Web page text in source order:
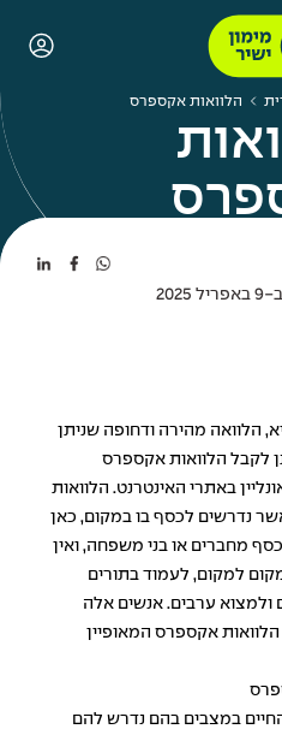
הלוואות אקספרס
הלוואה מהירה ודחופה שניתן
לקבל הלוואות אקספרס
באתרי האינטרנט. הלוואות
נדרשים לכסף בו במקום, כאן
כסף מחברים או בני משפחה, ואין
למקום, לעמוד בתורים
ולמצוא ערבים. אנשים אלה
אקספרס המאופיין
במצבים בהם נדרש להם